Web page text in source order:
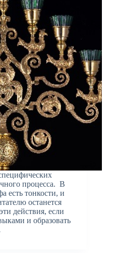
процесса. В
есть тонкости, и
останется
действия, если
и образовать